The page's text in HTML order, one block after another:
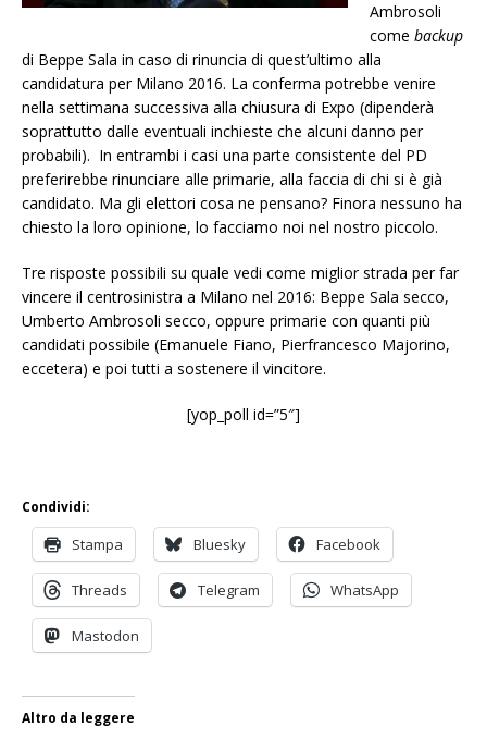
Ambrosoli
come backup
di Beppe Sala in caso di rinuncia di quest’ultimo alla
candidatura per Milano 2016. La conferma potrebbe venire
nella settimana successiva alla chiusura di Expo (dipenderà
soprattutto dalle eventuali inchieste che alcuni danno per
probabili). In entrambi i casi una parte consistente del PD
preferirebbe rinunciare alle primarie, alla faccia di chi si è già
candidato. Ma gli elettori cosa ne pensano? Finora nessuno ha
chiesto la loro opinione, lo facciamo noi nel nostro piccolo.
Tre risposte possibili su quale vedi come miglior strada per far
vincere il centrosinistra a Milano nel 2016: Beppe Sala secco,
Umberto Ambrosoli secco, oppure primarie con quanti più
candidati possibile (Emanuele Fiano, Pierfrancesco Majorino,
eccetera) e poi tutti a sostenere il vincitore.
[yop_poll id=”5″]
Condividi:
Stampa Bluesky Facebook
Threads Telegram WhatsApp
Mastodon
Altro da leggere